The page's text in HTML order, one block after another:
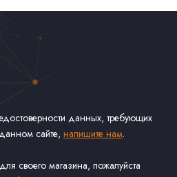
данных, требующих
сайте, напишите нам.
своего магазина, пожалуйста